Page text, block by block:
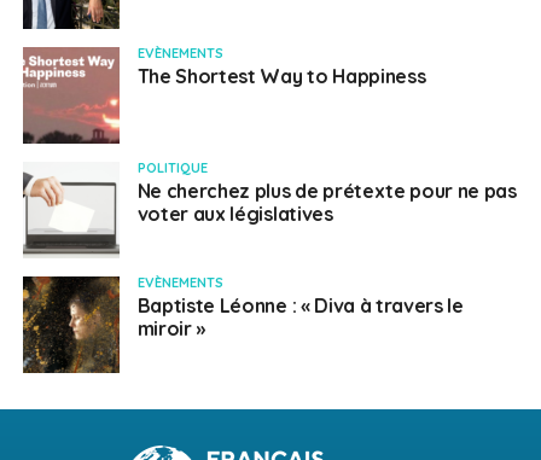
EVÈNEMENTS
The Shortest Way to Happiness
POLITIQUE
Ne cherchez plus de prétexte pour ne pas
voter aux législatives
EVÈNEMENTS
Baptiste Léonne : « Diva à travers le
miroir »